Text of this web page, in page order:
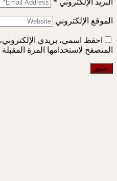
البريد الإلكتروني *
الموقع الإلكتروني
احفظ اسمي، بريدي
المتصفح لاستخدامها المرة